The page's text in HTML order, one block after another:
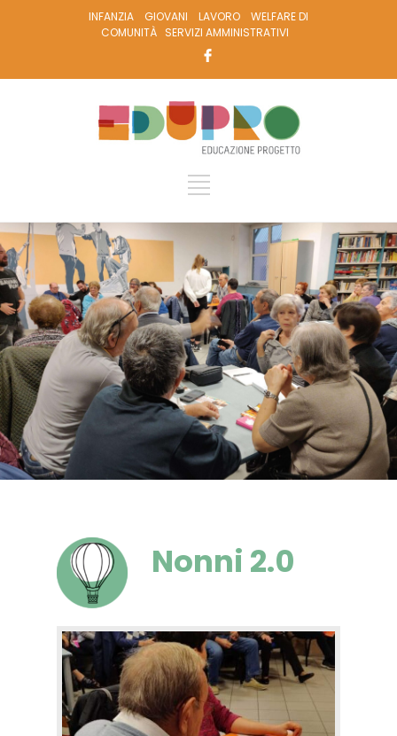
INFANZIA GIOVANI LAVORO
WELFARE DI
COMUNITÀ
SERVIZI AMMINISTRATIVI
Nonni 2.0